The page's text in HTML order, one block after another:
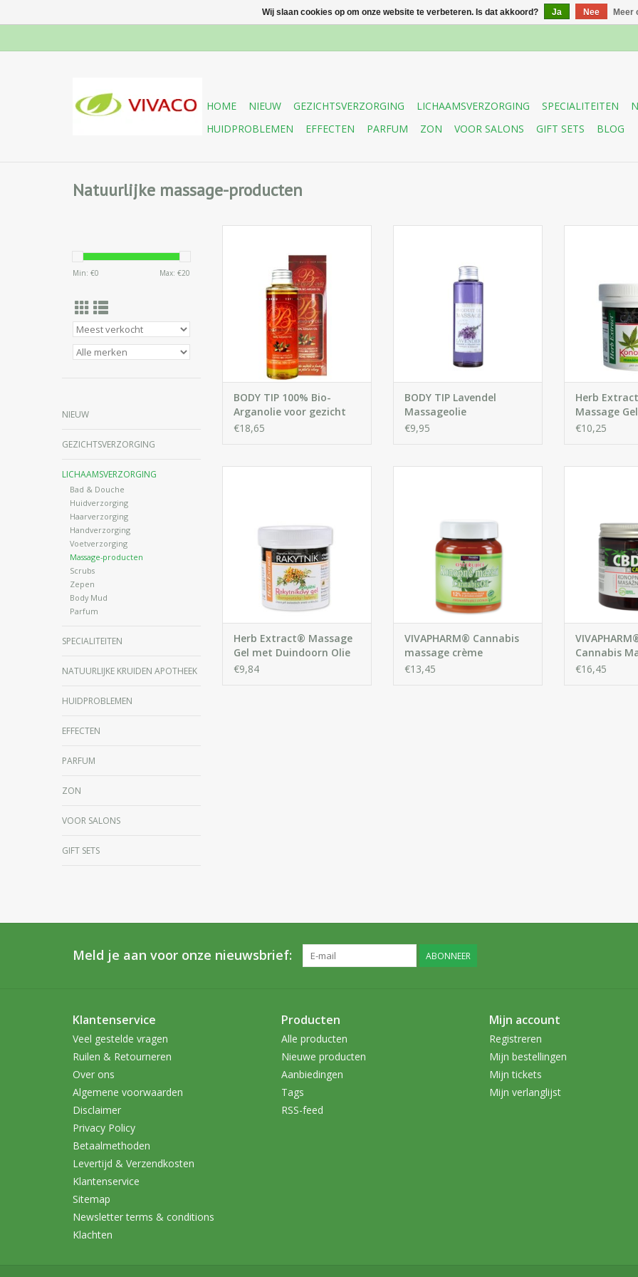
HOME NIEUW GEZICHTSVERZORGING LICHAAMSVERZORGING SPECIALITEITEN
HUIDPROBLEMEN
EFFECTEN PARFUM ZON VOOR SALONS GIFT SETS BLOG
Natuurlijke massage-producten
Min: €0 Max: €20
NIEUW
GEZICHTSVERZORGING
LICHAAMSVERZORGING
Bad & Douche
Huidverzorging
Haarverzorging
Handverzorging
Voetverzorging
Massage-producten
Scrubs
Zepen
Body Mud
Parfum
SPECIALITEITEN
NATUURLIJKE KRUIDEN APOTHEEK
HUIDPROBLEMEN
EFFECTEN
PARFUM
ZON
VOOR SALONS
GIFT SETS
voorkomt rimpels, hydrateert en
vertraagt het
verouderingsproces en maakt de
huid weer elastisch en zijdezacht.
IN WINKELWAGEN
BODY TIP 100% Bio-
Arganolie voor gezicht
en lichaam
€18,65
natuurlijke, verzorgende
lavendelolie.
BODY TIP Lavendel
Massageolie
€9,95
pijnlijke
pezen,
verbetert de
de
Hennep
Herb
Massage Gel
€10,25
IN WINKELWAGEN
Herb Extract® Massage
Gel met Duindoorn Olie
€9,84
geïrriteerde huid.
IN WINKELWAGEN
VIVAPHARM® Cannabis
massage crème
€13,45
ontspannende
huid van
IN
Cannabis
met
€16,45
Meld je aan voor onze nieuwsbrief: ABONNEER
Klantenservice
Veel gestelde vragen
Ruilen & Retourneren
Over ons
Algemene voorwaarden
Disclaimer
Privacy Policy
Betaalmethoden
Levertijd & Verzendkosten
Klantenservice
Sitemap
Newsletter terms & conditions
Klachten
Producten
Alle producten
Nieuwe producten
Aanbiedingen
Tags
RSS-feed
Mijn account
Registreren
Mijn bestellingen
Mijn tickets
Mijn verlanglijst
Wij slaan cookies op om onze website te verbeteren. Is dat akkoord? Ja Nee Meer